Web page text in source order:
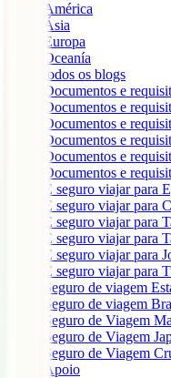
América
Ásia
Europa
Oceanía
todos os blogs
Documentos e
Documentos e
Documentos e
Documentos e
Documentos e
Documentos e
É seguro viajar para
É seguro viajar para
É seguro viajar para
É seguro viajar para
É seguro viajar para
É seguro viajar para
Seguro de viagem
Seguro de viagem
Seguro de Viagem
Seguro de Viagem
Seguro de Viagem
Apoio